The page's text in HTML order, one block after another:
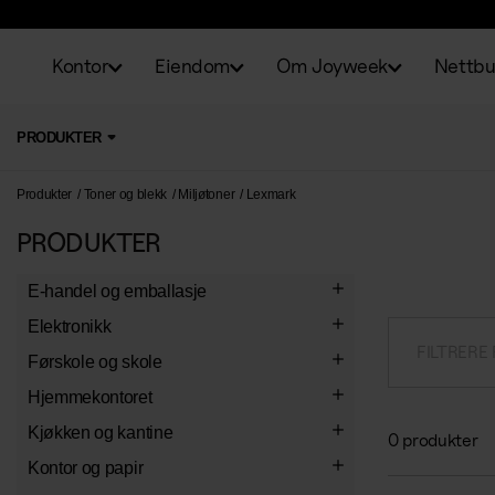
Kontor Eiendom Om Joyweek
PRODUKTER
Produkter Toner og blekk Miljøtoner Lexmark
PRODUKTER
E-handel og emballasje
Emballasje
E-handelsemballasje
Vakumpose
Lynlåsposer
Emballasjetape
Etiketter
Bokstav- og talletiketter
Dekoretiketter
Standardetiketter
Konvolutter
Spesialkonvolutter
Konvolutter
Elektronikk
Belysning
Kontorlamper
Lysrør
Lyspærer
Kontormaskiner
Makuleringsmaskiner
Skjæremaskiner
Elektrisk tilbehør
Grenkontakter
Førskole og skole
Skolemateriell
Arbeidsbøker
Skrivebøker
Formningsprodukter
Maling og maletilbehør
Verkstedsmateriell
Hjemmekontoret
Arbeidstoler
Ergonomi
Kjøkken og kantine
Pauseløsninger
Kontor og papir
0 produkter